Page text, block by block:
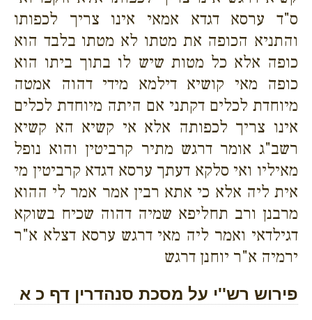
ס"ד ערסא דגדא אמאי אינו צריך לכפותו
והתניא הכופה את מטתו לא מטתו בלבד הוא
כופה אלא כל מטות שיש לו בתוך ביתו הוא
כופה מאי קושיא דילמא מידי דהוה אמטה
מיוחדת לכלים דקתני אם היתה מיוחדת לכלים
אינו צריך לכפותה אלא אי קשיא הא קשיא
רשב"ג אומר דרגש מתיר קרביטין והוא נופל
מאיליו ואי סלקא דעתך ערסא דגדא קרביטין מי
אית ליה אלא כי אתא רבין אמר אמר לי ההוא
מרבנן ורב תחליפא שמיה דהוה שכיח בשוקא
דגילדאי ואמר ליה מאי דרגש ערסא דצלא א"ר
ירמיה א"ר יוחנן דרגש
פירוש רש''י על מסכת סנהדרין דף כ א